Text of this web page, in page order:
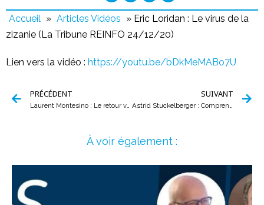
Accueil » Articles Vidéos » Eric Loridan : Le virus de la
zizanie (La Tribune REINFO 24/12/20)
Lien vers la vidéo : https://youtu.be/bDkMeMABo7U
PRÉCÉDENT SUIVANT
À voir également :